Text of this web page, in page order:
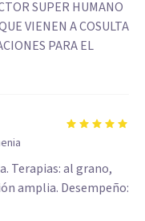
SUPER HUMANO
VIENEN A COSULTA
PARA EL
Terapias: al grano,
amplia. Desempeño: